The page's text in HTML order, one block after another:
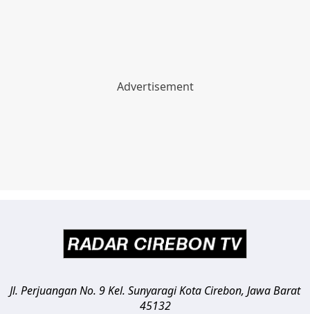
Jl. Perjuangan No. 9 Kel. SunyaragiKota Cirebon, Jawa Barat
45132